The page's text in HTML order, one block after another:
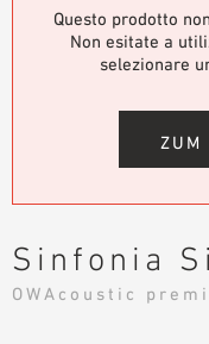
PANORAMICA PRODOTTI
RICERCA GUIDATA
Soluzioni
CAMPI D’APPLICAZIONE
CAPITOLATI D’APPALTO
DOWNLOAD
Questo prodotto
Non esitate a
selezionare
ZUM
Sinfonia
OWAcoustic